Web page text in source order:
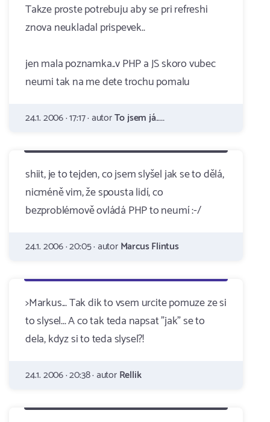
Takze proste potrebuju aby se pri refreshi
znova neukladal prispevek..
jen mala poznamka..v PHP a JS skoro vubec
neumi tak na me dete trochu pomalu
24.1. 2006 · 17:17 · autorTo jsem já.....
shiit, je to tejden, co jsem slyšel jak se to dělá,
nicméně vim, že spousta lidí, co
bezproblémově ovládá PHP to neumí :-/
24.1. 2006 · 20:05 · autorMarcus Flintus
>Markus... Tak dik to vsem urcite pomuze ze si
to slysel... A co tak teda napsat "jak" se to
dela, kdyz si to teda slysel?!
24.1. 2006 · 20:38 · autorRellik